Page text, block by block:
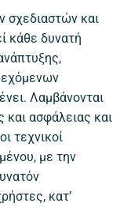
και
κάθε δυνατή
Λαμβάνονται
ασφάλειας και
τεχνικοί
με την
κατ’